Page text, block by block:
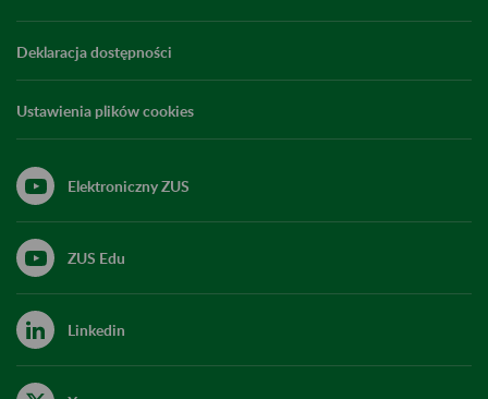
Deklaracja dostępności
Ustawienia plików cookies
Elektroniczny ZUS
ZUS Edu
Linkedin